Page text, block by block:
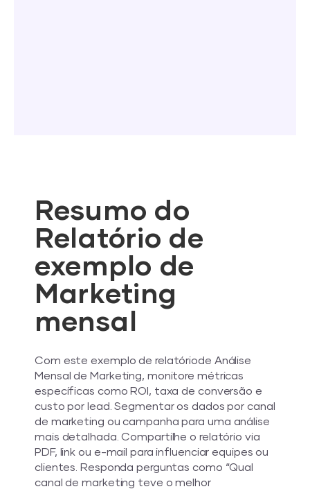
Resumo do
Relatório de
exemplo de
Marketing
mensal
Com este exemplo de relatóriode Análise
Mensal de Marketing, monitore métricas
específicas como ROI, taxa de conversão e
custo por lead. Segmentar os dados por canal
de marketing ou campanha para uma análise
mais detalhada. Compartilhe o relatório via
PDF, link ou e-mail para influenciar equipes ou
clientes. Responda perguntas como “Qual
canal de marketing teve o melhor